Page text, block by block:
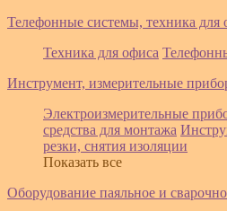
Телефонные системы, техника для
Техника для офиса
Инструмент, измерительные
Электроизмерительные
средства для монтажа
резки, снятия изоляции
Показать все
Оборудование паяльное и